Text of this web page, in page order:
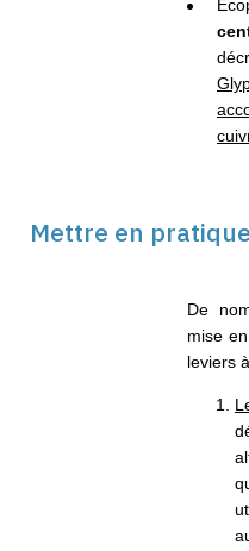
Mettre en pratique​
De
mise
leviers